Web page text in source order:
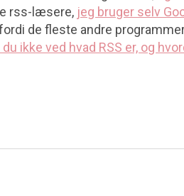
rss-læsere, jeg bruger selv
de fleste andre
ikke ved hvad RSS er, og